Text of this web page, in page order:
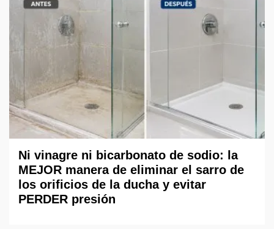
Ni vinagre ni bicarbonato de sodio: la
MEJOR manera de eliminar el sarro de
los orificios de la ducha y evitar
PERDER presión